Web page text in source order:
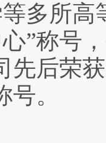
多所高
”称号
先后荣
。